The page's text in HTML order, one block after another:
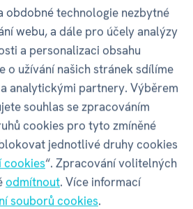
-
Velká kosmetická
sada pro muže - Pivní
lázně
269 Kč 242 Kč
skladem
obdobné technologie nezbytné
webu, a dále pro účely analýzy
a personalizaci obsahu
o užívání našich stránek sdílíme
analytickými partnery. Výběrem
souhlas se zpracováním
cookies pro tyto zmíněné
jednotlivé druhy cookies
cookies“. Zpracování volitelných
odmítnout. Více informací
souborů cookies.